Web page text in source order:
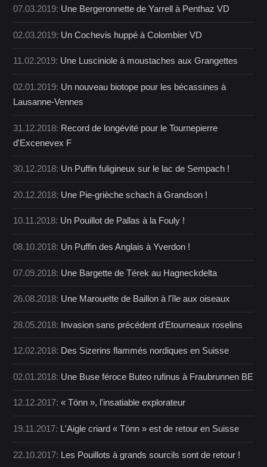
07.03.2019: Une Bergeronnette de Yarrell à Penthaz VD
02.03.2019: Un Cochevis huppé à Colombier VD
11.02.2019: Une Lusciniole à moustaches aux Grangettes
02.01.2019: Un nouveau biotope pour les bécassines à
Lausanne-Vennes
31.12.2018: Record de longévité pour le Tournepierre
d'Excenevex F
30.12.2018: Un Puffin fuligineux sur le lac de Sempach !
20.12.2018: Une Pie-grièche schach à Grandson !
10.11.2018: Un Pouillot de Pallas à la Fouly !
08.10.2018: Un Puffin des Anglais à Yverdon !
07.09.2018: Une Bargette de Térek au Hagneckdelta
26.08.2018: Une Marouette de Baillon à l'île aux oiseaux
28.05.2018: Invasion sans précédent d'Etourneaux roselins
12.02.2018: Des Sizerins flammés nordiques en Suisse
02.01.2018: Une Buse féroce Buteo rufinus à Fraubrunnen BE
12.12.2017:« Tönn », l'insatiable explorateur
19.11.2017: L'Aigle criard « Tönn » est de retour en Suisse
22.10.2017: Les Pouillots à grands sourcils sont de retour !